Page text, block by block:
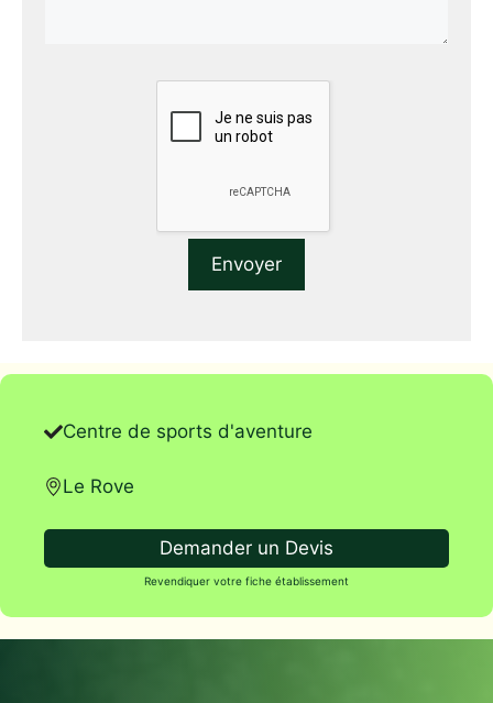
Centre de sports d'aventure
Le Rove
Demander un Devis
Revendiquer votre fiche établissement